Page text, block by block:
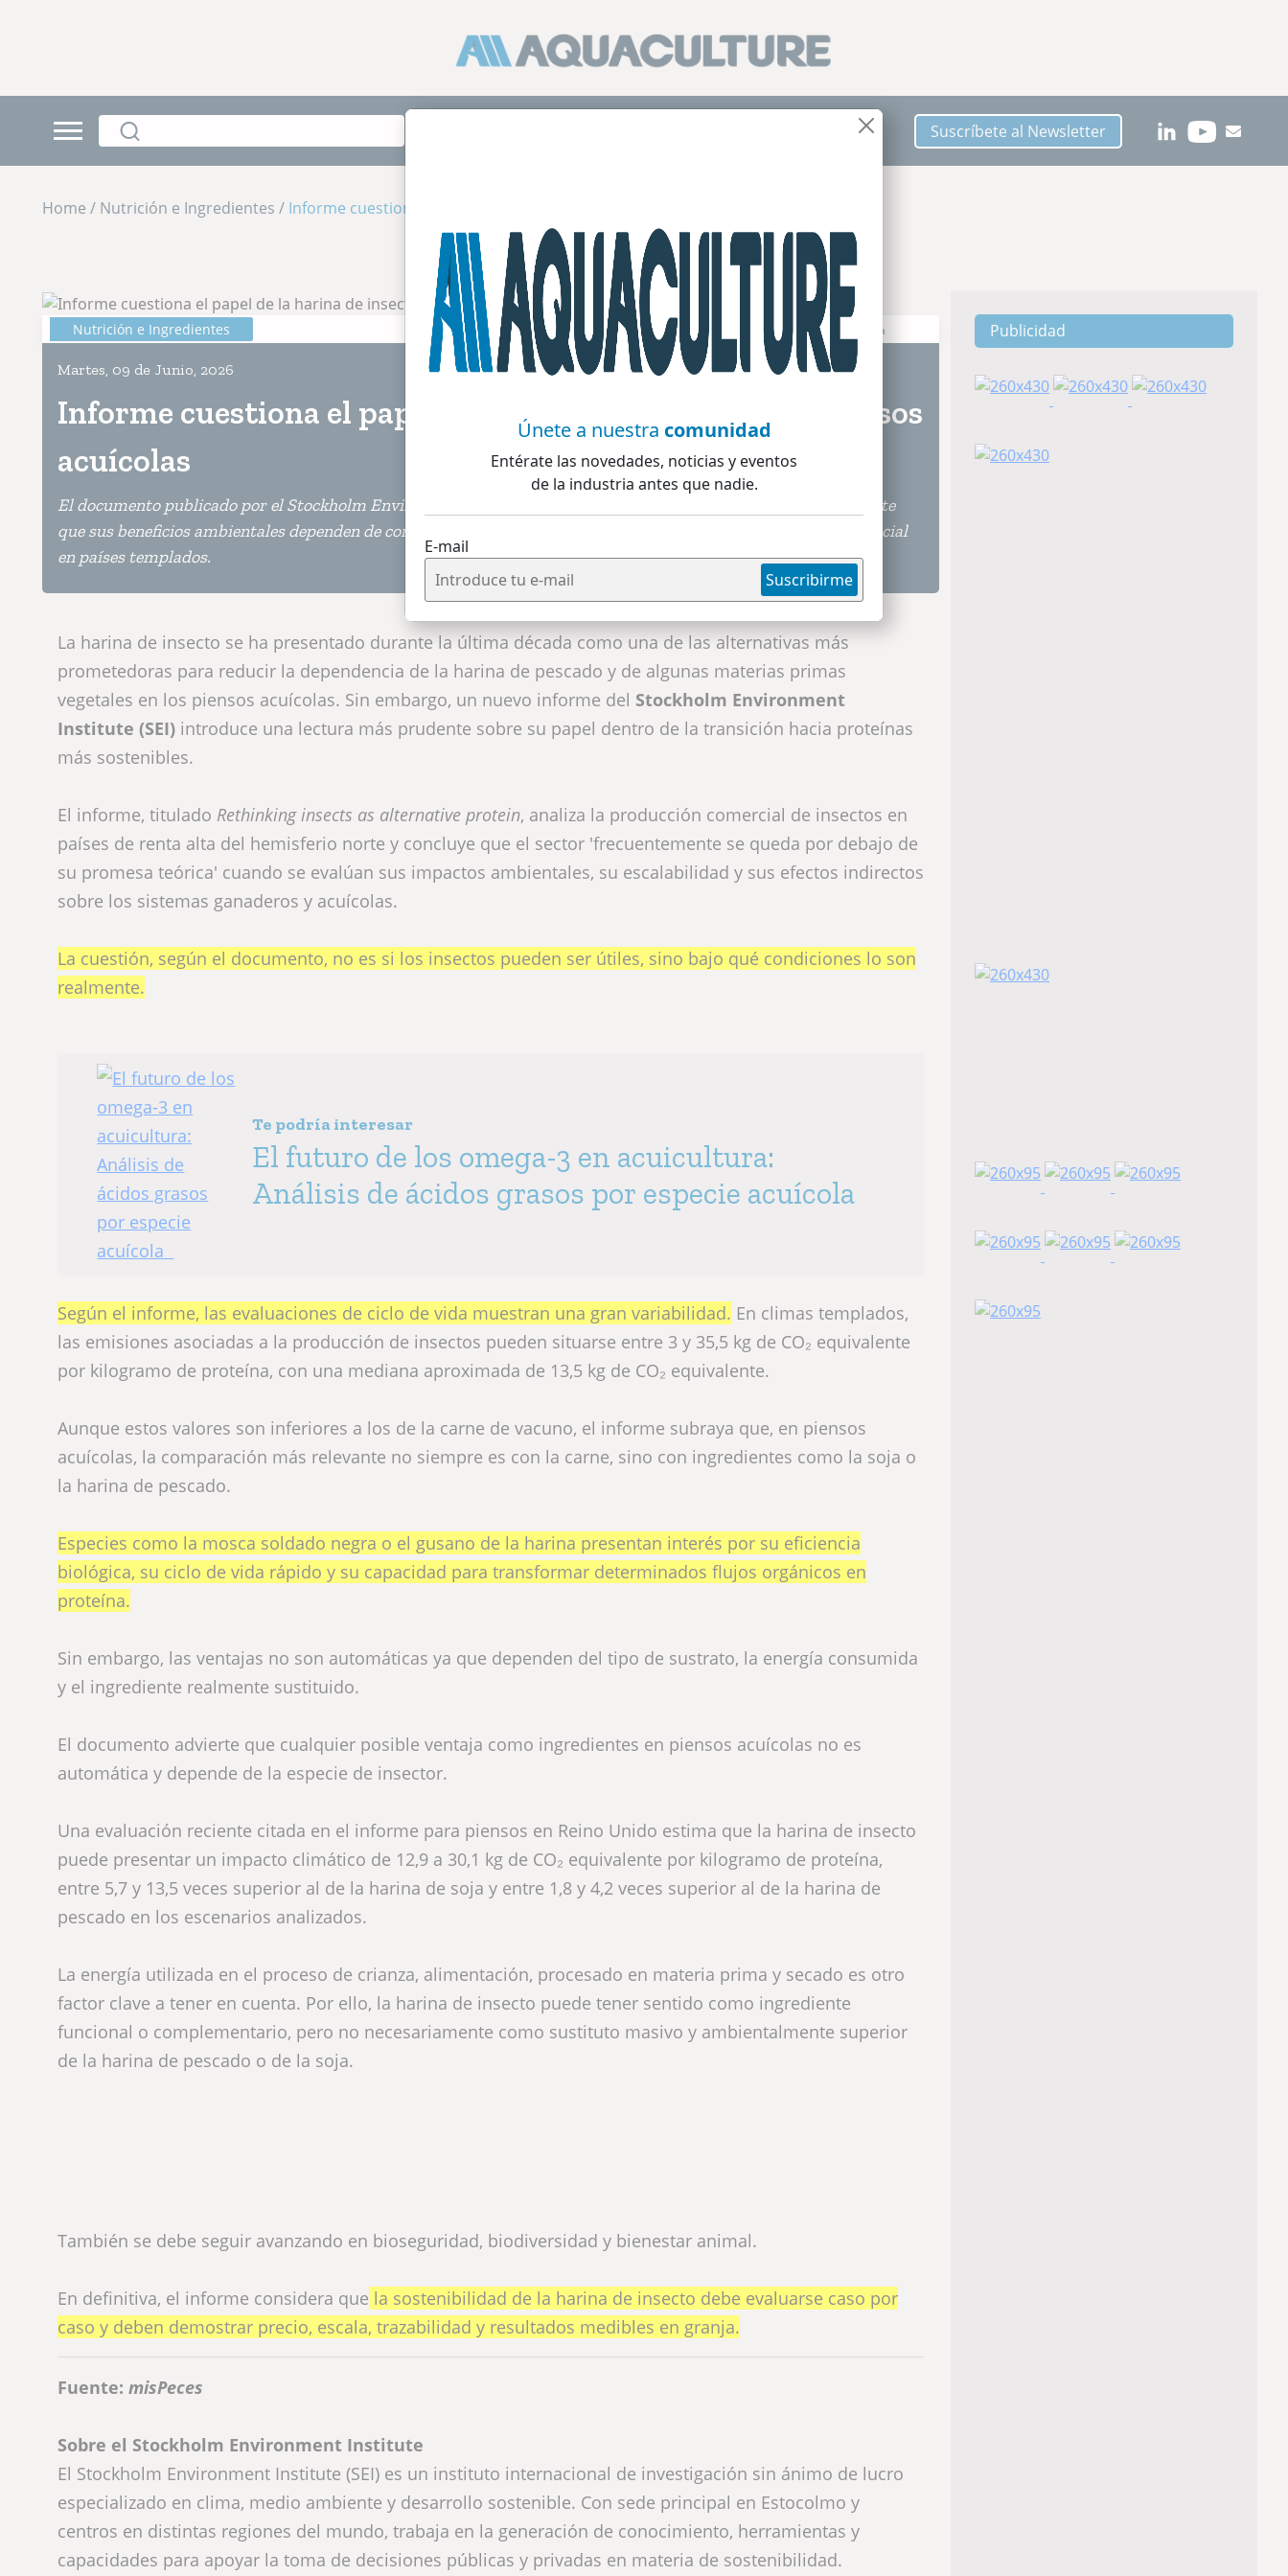
Únete a nuestra comunidad
Entérate las novedades, noticias y eventos
de la industria antes que nadie.
E-mail
Suscribirme
Suscríbete al Newsletter
Home / Nutrición e Ingredientes / Informe cuestiona el papel de la harina de insecto en piensos acuícolas
Nutrición e Ingredientes 3 min de lectura
Martes, 09 de Junio, 2026
Informe cuestiona el papel de la harina de insecto en piensos
acuícolas
El documento publicado por el Stockholm Environment Institute no descarta su uso en acuicultura, pero advierte
que sus beneficios ambientales dependen de condiciones muy concretas, que rara vez se cumplen a escala comercial
en países templados.
La harina de insecto se ha presentado durante la última década como una de las alternativas más
prometedoras para reducir la dependencia de la harina de pescado y de algunas materias primas
vegetales en los piensos acuícolas. Sin embargo, un nuevo informe del Stockholm Environment
Institute (SEI) introduce una lectura más prudente sobre su papel dentro de la transición hacia proteínas
más sostenibles.
El informe, titulado Rethinking insects as alternative protein, analiza la producción comercial de insectos en
países de renta alta del hemisferio norte y concluye que el sector 'frecuentemente se queda por debajo de
su promesa teórica' cuando se evalúan sus impactos ambientales, su escalabilidad y sus efectos indirectos
sobre los sistemas ganaderos y acuícolas.
La cuestión, según el documento, no es si los insectos pueden ser útiles, sino bajo qué condiciones lo son
realmente.
Te podría interesar
El futuro de los omega-3 en acuicultura:
Análisis de ácidos grasos por especie acuícola
Según el informe, las evaluaciones de ciclo de vida muestran una gran variabilidad. En climas templados,
las emisiones asociadas a la producción de insectos pueden situarse entre 3 y 35,5 kg de CO₂ equivalente
por kilogramo de proteína, con una mediana aproximada de 13,5 kg de CO₂ equivalente.
Aunque estos valores son inferiores a los de la carne de vacuno, el informe subraya que, en piensos
acuícolas, la comparación más relevante no siempre es con la carne, sino con ingredientes como la soja o
la harina de pescado.
Especies como la mosca soldado negra o el gusano de la harina presentan interés por su eficiencia
biológica, su ciclo de vida rápido y su capacidad para transformar determinados flujos orgánicos en
proteína.
Sin embargo, las ventajas no son automáticas ya que dependen del tipo de sustrato, la energía consumida
y el ingrediente realmente sustituido.
El documento advierte que cualquier posible ventaja como ingredientes en piensos acuícolas no es
automática y depende de la especie de insector.
Una evaluación reciente citada en el informe para piensos en Reino Unido estima que la harina de insecto
puede presentar un impacto climático de 12,9 a 30,1 kg de CO₂ equivalente por kilogramo de proteína,
entre 5,7 y 13,5 veces superior al de la harina de soja y entre 1,8 y 4,2 veces superior al de la harina de
pescado en los escenarios analizados.
La energía utilizada en el proceso de crianza, alimentación, procesado en materia prima y secado es otro
factor clave a tener en cuenta. Por ello, la harina de insecto puede tener sentido como ingrediente
funcional o complementario, pero no necesariamente como sustituto masivo y ambientalmente superior
de la harina de pescado o de la soja.
También se debe seguir avanzando en bioseguridad, biodiversidad y bienestar animal.
En definitiva, el informe considera que la sostenibilidad de la harina de insecto debe evaluarse caso por
caso y deben demostrar precio, escala, trazabilidad y resultados medibles en granja.
Fuente: misPeces
Sobre el Stockholm Environment Institute
El Stockholm Environment Institute (SEI) es un instituto internacional de investigación sin ánimo de lucro
especializado en clima, medio ambiente y desarrollo sostenible. Con sede principal en Estocolmo y
centros en distintas regiones del mundo, trabaja en la generación de conocimiento, herramientas y
capacidades para apoyar la toma de decisiones públicas y privadas en materia de sostenibilidad.
Publicidad